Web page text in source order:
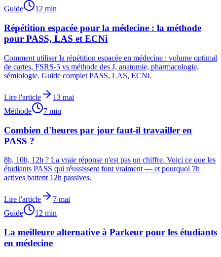
Guide
12 min
Répétition espacée pour la médecine : la méthode
pour PASS, LAS et ECNi
Comment utiliser la répétition espacée en médecine : volume optimal
de cartes, FSRS-5 vs méthode des J, anatomie, pharmacologie,
sémiologie. Guide complet PASS, LAS, ECNi.
Lire l'article
13 mai
Méthode
7 min
Combien d'heures par jour faut-il travailler en
PASS ?
8h, 10h, 12h ? La vraie réponse n'est pas un chiffre. Voici ce que les
étudiants PASS qui réussissent font vraiment — et pourquoi 7h
actives battent 12h passives.
Lire l'article
7 mai
Guide
12 min
La meilleure alternative à Parkeur pour les étudiants
en médecine